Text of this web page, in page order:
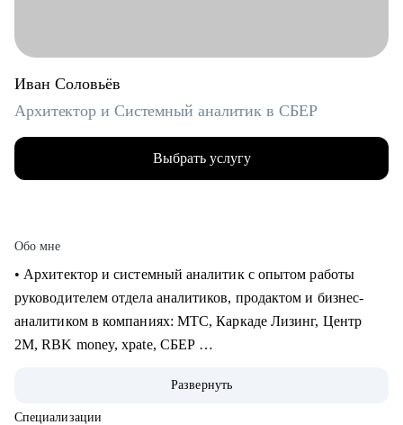
Иван Соловьёв
Архитектор и Системный аналитик в СБЕР
Выбрать услугу
Обо мне
• Архитектор и системный аналитик с опытом работы
руководителем отдела аналитиков, продактом и бизнес-
аналитиком в компаниях: МТС, Каркаде Лизинг, Центр
2М, RBK money, xpate, СБЕР
так и на стороне ИТ разработки
• Сделал ИТ-проекты в разных сферах: банковские услуги,
Развернуть
Специализации